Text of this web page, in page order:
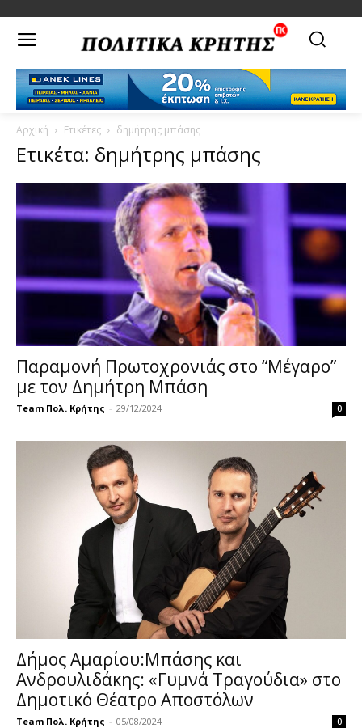
Αρχική Ετικέτες δημήτρης μπάσης
Ετικέτα: δημήτρης μπάσης
Παραμονή Πρωτοχρονιάς στο “Μέγαρο”
με τον Δημήτρη Μπάση
Team Πολ. Κρήτης - 29/12/2024 0
Δήμος Αμαρίου:Μπάσης και
Ανδρουλιδάκης: «Γυμνά Τραγούδια» στο
Δημοτικό Θέατρο Αποστόλων
Team Πολ. Κρήτης - 05/08/2024 0